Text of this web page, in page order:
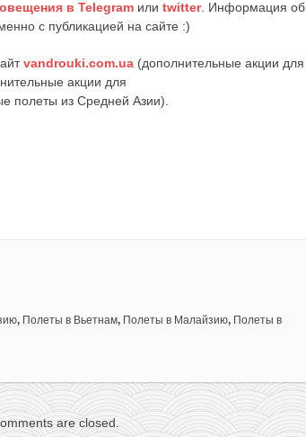
в Telegram или twitter. Информация об
с публикацией на сайте :)
vandrouki.com.ua (дополнительные акции для
акции для
полеты из Средней Азии).
, Полеты в Вьетнам, Полеты в Малайзию, Полеты в
are closed.